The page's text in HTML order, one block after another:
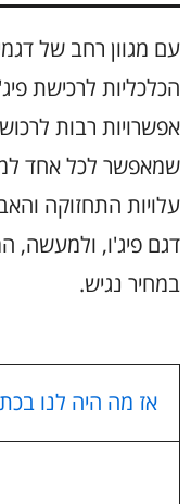
עם מגוון רחב של
הכלכליות לרכישת
אפשרויות רבות
שמאפשר לכל אחד
עלויות התחזוקה
דגם פיג'ו, ולמעשה,
במחיר נגיש.
אז מה היה לנו